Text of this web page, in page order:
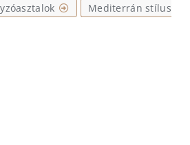
Mediterrán stílus